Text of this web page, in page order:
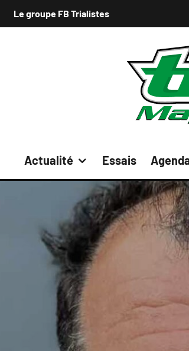
Le groupe FB Trialistes
Actualité Essais